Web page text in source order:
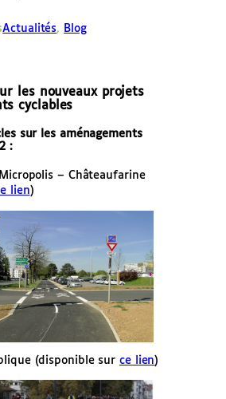
Actualités, Blog
les nouveaux projets
cyclables
sur les aménagements
:
– Châteaufarine
lien)
(disponible sur ce lien)